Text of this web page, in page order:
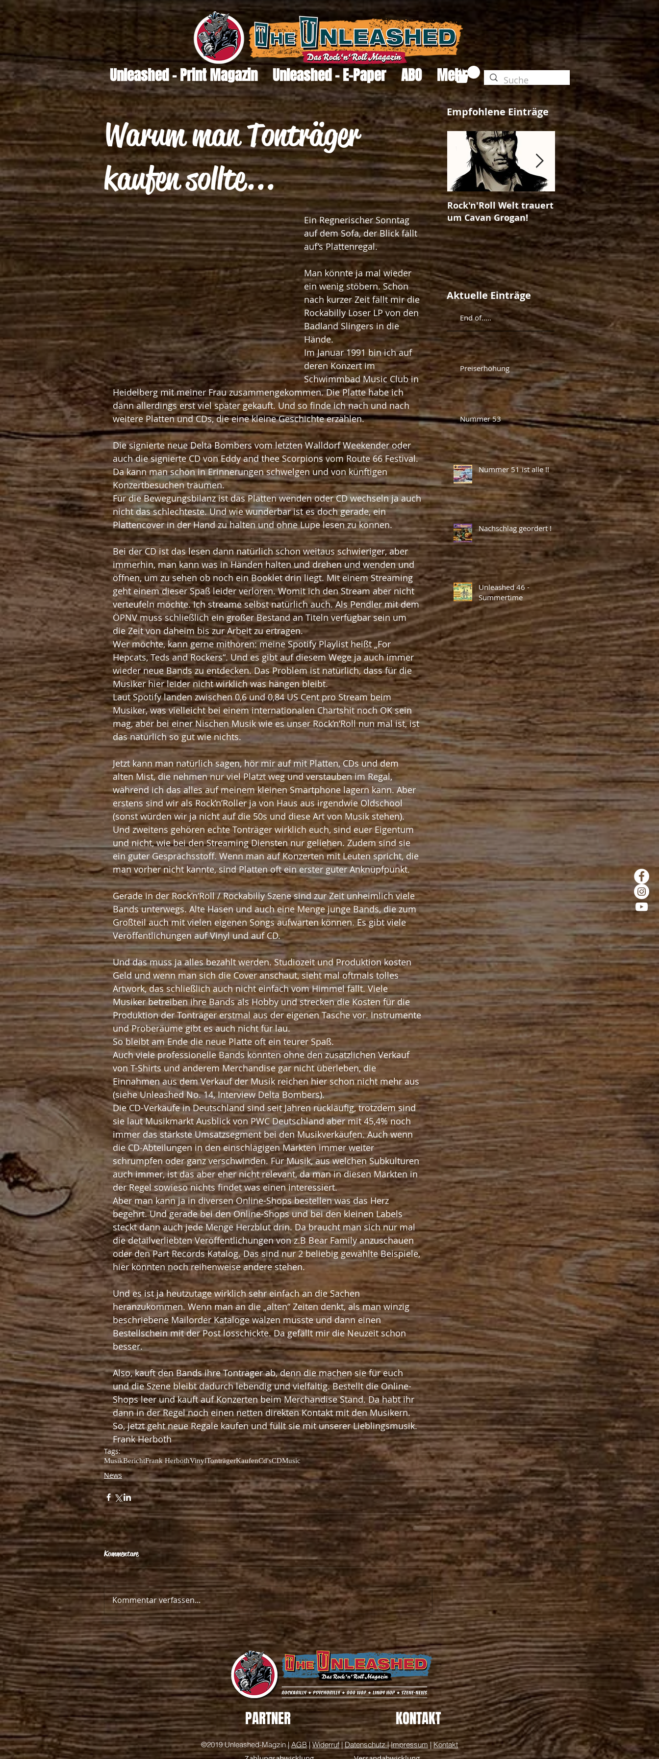
Unleashed - Print Magazin Unleashed - E-Paper ABO Mehr
Warum man Tonträger
kaufen sollte...
Ein Regnerischer Sonntag
auf dem Sofa, der Blick fällt
auf’s Plattenregal.
Man könnte ja mal wieder
ein wenig stöbern. Schon
nach kurzer Zeit fällt mir die
Rockabilly Loser LP von den
Badland Slingers in die
Hände.
Im Januar 1991 bin ich auf
deren Konzert im
Schwimmbad Music Club in
Heidelberg mit meiner Frau zusammengekommen. Die Platte habe ich
dann allerdings erst viel später gekauft. Und so finde ich nach und nach
weitere Platten und CDs, die eine kleine Geschichte erzählen.
Die signierte neue Delta Bombers vom letzten Walldorf Weekender oder
auch die signierte CD von Eddy and thee Scorpions vom Route 66 Festival.
Da kann man schön in Erinnerungen schwelgen und von künftigen
Konzertbesuchen träumen.
Für die Bewegungsbilanz ist das Platten wenden oder CD wechseln ja auch
nicht das schlechteste. Und wie wunderbar ist es doch gerade, ein
Plattencover in der Hand zu halten und ohne Lupe lesen zu können.
Bei der CD ist das lesen dann natürlich schon weitaus schwieriger, aber
immerhin, man kann was in Händen halten und drehen und wenden und
öffnen, um zu sehen ob noch ein Booklet drin liegt. Mit einem Streaming
geht einem dieser Spaß leider verloren. Womit ich den Stream aber nicht
verteufeln möchte. Ich streame selbst natürlich auch. Als Pendler mit dem
ÖPNV muss schließlich ein großer Bestand an Titeln verfügbar sein um
die Zeit von daheim bis zur Arbeit zu ertragen.
Wer möchte, kann gerne mithören: meine Spotify Playlist heißt „For
Hepcats, Teds and Rockers“. Und es gibt auf diesem Wege ja auch immer
wieder neue Bands zu entdecken. Das Problem ist natürlich, dass für die
Musiker hier leider nicht wirklich was hängen bleibt.
Laut Spotify landen zwischen 0,6 und 0,84 US Cent pro Stream beim
Musiker, was vielleicht bei einem internationalen Chartshit noch OK sein
mag, aber bei einer Nischen Musik wie es unser Rock’n‘Roll nun mal ist, ist
das natürlich so gut wie nichts.
Jetzt kann man natürlich sagen, hör mir auf mit Platten, CDs und dem
alten Mist, die nehmen nur viel Platzt weg und verstauben im Regal,
während ich das alles auf meinem kleinen Smartphone lagern kann. Aber
erstens sind wir als Rock’n’Roller ja von Haus aus irgendwie Oldschool
(sonst würden wir ja nicht auf die 50s und diese Art von Musik stehen).
Und zweitens gehören echte Tonträger wirklich euch, sind euer Eigentum
und nicht, wie bei den Streaming Diensten nur geliehen. Zudem sind sie
ein guter Gesprächsstoff. Wenn man auf Konzerten mit Leuten spricht, die
man vorher nicht kannte, sind Platten oft ein erster guter Anknüpfpunkt.
Gerade in der Rock’n‘Roll / Rockabilly Szene sind zur Zeit unheimlich viele
Bands unterwegs. Alte Hasen und auch eine Menge junge Bands, die zum
Großteil auch mit vielen eigenen Songs aufwarten können. Es gibt viele
Veröffentlichungen auf Vinyl und auf CD.
Und das muss ja alles bezahlt werden. Studiozeit und Produktion kosten
Geld und wenn man sich die Cover anschaut, sieht mal oftmals tolles
Artwork, das schließlich auch nicht einfach vom Himmel fällt. Viele
Musiker betreiben ihre Bands als Hobby und strecken die Kosten für die
Produktion der Tonträger erstmal aus der eigenen Tasche vor. Instrumente
und Proberäume gibt es auch nicht für lau.
So bleibt am Ende die neue Platte oft ein teurer Spaß.
Auch viele professionelle Bands könnten ohne den zusätzlichen Verkauf
von T-Shirts und anderem Merchandise gar nicht überleben, die
Einnahmen aus dem Verkauf der Musik reichen hier schon nicht mehr aus
(siehe Unleashed No. 14, Interview Delta Bombers).
Die CD-Verkäufe in Deutschland sind seit Jahren rückläufig, trotzdem sind
sie laut Musikmarkt Ausblick von PWC Deutschland aber mit 45,4% noch
immer das stärkste Umsatzsegment bei den Musikverkäufen. Auch wenn
die CD-Abteilungen in den einschlägigen Märkten immer weiter
schrumpfen oder ganz verschwinden. Für Musik, aus welchen Subkulturen
auch immer, ist das aber eher nicht relevant, da man in diesen Märkten in
der Regel sowieso nichts findet was einen interessiert.
Aber man kann ja in diversen Online-Shops bestellen was das Herz
begehrt. Und gerade bei den Online-Shops und bei den kleinen Labels
steckt dann auch jede Menge Herzblut drin. Da braucht man sich nur mal
die detailverliebten Veröffentlichungen von z.B Bear Family anzuschauen
oder den Part Records Katalog. Das sind nur 2 beliebig gewählte Beispiele,
hier könnten noch reihenweise andere stehen.
Und es ist ja heutzutage wirklich sehr einfach an die Sachen
heranzukommen. Wenn man an die „alten“ Zeiten denkt, als man winzig
beschriebene Mailorder Kataloge wälzen musste und dann einen
Bestellschein mit der Post losschickte. Da gefällt mir die Neuzeit schon
besser.
Also, kauft den Bands ihre Tonträger ab, denn die machen sie für euch
und die Szene bleibt dadurch lebendig und vielfältig. Bestellt die Online-
Shops leer und kauft auf Konzerten beim Merchandise Stand. Da habt ihr
dann in der Regel noch einen netten direkten Kontakt mit den Musikern.
So, jetzt geht neue Regale kaufen und füllt sie mit unserer Lieblingsmusik.
Frank Herboth
Tags:
MusikBerichtFrank HerbothVinylTonträgerKaufenCd'sCDMusic
News
Kommentare
Kommentar verfassen...
Empfohlene Einträge
Rock'n'Roll Welt trauert
um Cavan Grogan!
The Unleashed-
Ausgabe No. 25!
Aktuelle Einträge
End of.....
Preiserhöhung
Nummer 53
Nummer 51 ist alle !!
Nachschlag geordert !
Unleashed 46 -
Summertime
PARTNER KONTAKT
©2019 Unleashed-Magzin |AGB|Widerruf | Datenschutz|Impressum |Kontakt